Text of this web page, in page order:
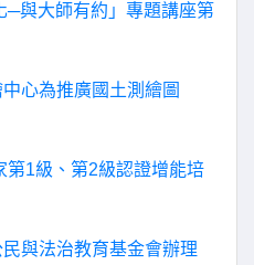
─與大師有約」專題講座第
心為推廣國土測繪圖
第1級、第2級認證增能培
與法治教育基金會辦理